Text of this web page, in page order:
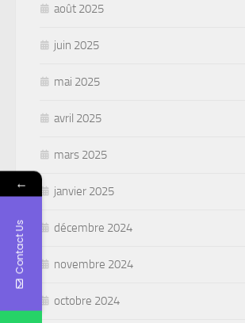
août 2025
juin 2025
mai 2025
avril 2025
mars 2025
janvier 2025
décembre 2024
novembre 2024
octobre 2024
←
Contact Us